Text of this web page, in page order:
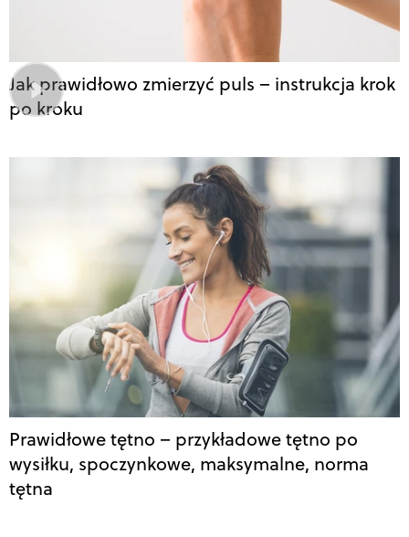
Jak prawidłowo zmierzyć puls – instrukcja krok
po kroku
Prawidłowe tętno – przykładowe tętno po
wysiłku, spoczynkowe, maksymalne, norma
tętna